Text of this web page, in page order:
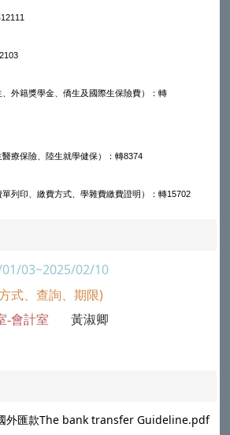
、外籍獎學金、僑生及國際生保險費）：轉
醫療保險、陸生就學健保）：轉8374
單列印、繳費方式、學雜費繳費證明）：轉15702
03~2025/02/10
式、查詢、期限)
-會計室 黃淑卿
外匯款The bank transfer Guideline.pdf